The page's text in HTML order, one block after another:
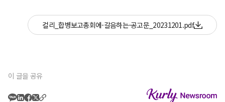
컬리_합병보고총회에-갈음하는-공고문_20231201.pdf
이 글을 공유